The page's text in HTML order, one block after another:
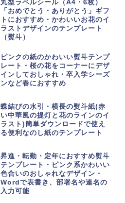
丸型ラベルシール（A4・6枚）
「おめでとう・ありがとう」ギフ
トにおすすめ・かわいいお花のイ
ラストデザインのテンプレート
（熨斗）
ピンクの紙のかわいい熨斗テンプ
レート・桜の花をコーナーにデザ
インしておしゃれ・卒入学シーズ
ンなど春におすすめ
蝶結びの水引・横長の熨斗紙(赤
い中華風の提灯と花のラインのイ
ラスト)簡単ダウンロードで使え
る便利なのし紙のテンプレート
昇進・転勤・定年におすすめ熨斗
テンプレート・ピンク系かわいい
色合いのおしゃれなデザイン・
Wordで表書き、部署名や連名の
入力可能